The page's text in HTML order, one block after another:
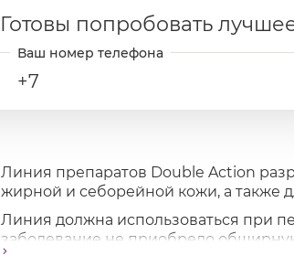
Готовы попробовать
+7
Линия препаратов Double Action
жирной и себорейной кожи, а также
Линия должна использоваться при
заболевание не приобрело